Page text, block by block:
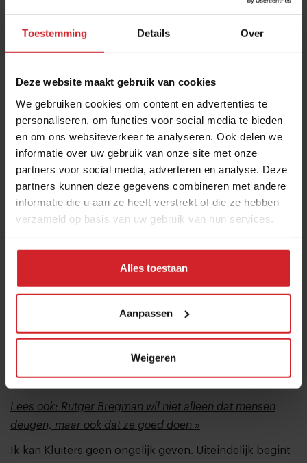
Toestemming Details Over
Deze website maakt gebruik van cookies
We gebruiken cookies om content en advertenties te
personaliseren, om functies voor social media te bieden
en om ons websiteverkeer te analyseren. Ook delen we
informatie over uw gebruik van onze site met onze
partners voor social media, adverteren en analyse. Deze
partners kunnen deze gegevens combineren met andere
informatie die u aan ze heeft verstrekt of die ze hebben
verzameld op basis van uw gebruik van hun services.
Alles toestaan
Aanpassen
Weigeren
boeren, ondernemers, foodbedrijven en
zodat ik op de hoogte blijf van de belangrijkste trends
en transities in de wereld van eten en drinken; en
daarvoor zal ik toch de nodige kilometers moeten
maken.
Ik zit dus in een klimaatspagaat.Ook ik ervaar het gat
tussen duurzaam denken en duurzaam doen. Ik speel
verantwoordelijkheidsverstoppertje, zoals
Marnix
Kluitershet noemt. De auteur van het boek ‘Duurzame
top40-hitlist van Spotify staat, beschrijft in zijn boek
dat de transitie naar een duurzamere wereld veel te
traag gaat als we die overlaten aan de politiek en het
bedrijfsleven. Hij roept burgers op om de 80.000 uur
Rutger Bregman van het duurzaamheidsdenken en -
doen.
Lees ook: Rutger Bregman wil niet alleen dat mensen
deugen, maar ook dat ze goed doen »
Ik kan Kluiters geen ongelijk geven. Uiteindelijk begint